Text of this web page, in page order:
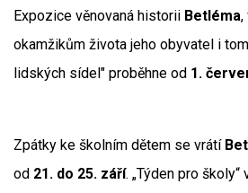
Expozice věnovaná historii Betléma,
okamžikům života jeho obyvatel i
lidských sídel" proběhne od 1.
Zpátky ke školním dětem se vrátí
od 21. do 25. září. „Týden pro školy“